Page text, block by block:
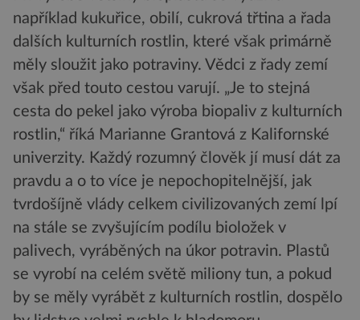
například kukuřice, obilí, cukrová třtina a řada
dalších kulturních rostlin, které však primárně
měly sloužit jako potraviny. Vědci z řady zemí
však před touto cestou varují. „Je to stejná
cesta do pekel jako výroba biopaliv z kulturních
rostlin,“ říká Marianne Grantová z Kalifornské
univerzity. Každý rozumný člověk jí musí dát za
pravdu a o to více je nepochopitelnější, jak
tvrdošíjně vlády celkem civilizovaných zemí lpí
na stále se zvyšujícím podílu bioložek v
palivech, vyráběných na úkor potravin. Plastů
se vyrobí na celém světě miliony tun, a pokud
by se měly vyrábět z kulturních rostlin, dospělo